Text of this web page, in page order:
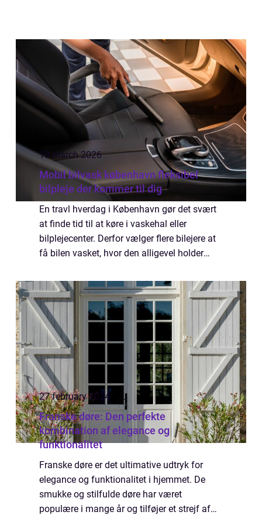
10 march 2026
Mobil bilvask københavn fleksibel
bilpleje der kommer til dig
En travl hverdag i København gør det svært
at finde tid til at køre i vaskehal eller
bilplejecenter. Derfor vælger flere bilejere at
få bilen vasket, hvor den alligevel holder
kælderen. Mobil bilvask København ...
27 february 2024
Franske døre: Den perfekte
kombination af elegance og
funktionalitet
Franske døre er det ultimative udtryk for
elegance og funktionalitet i hjemmet. De
smukke og stilfulde døre har været
populære i mange år og tilføjer et strejf af